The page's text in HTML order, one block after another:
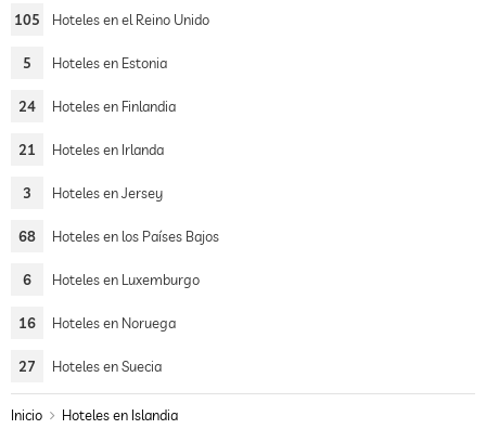
105 Hoteles en el Reino Unido
5 Hoteles en Estonia
24 Hoteles en Finlandia
21 Hoteles en Irlanda
3 Hoteles en Jersey
68 Hoteles en los Países Bajos
6 Hoteles en Luxemburgo
16 Hoteles en Noruega
27 Hoteles en Suecia
Inicio Hoteles en Islandia